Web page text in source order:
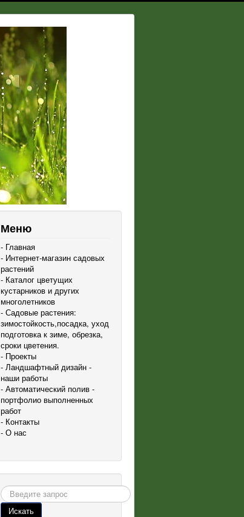
Меню
- Главная
- Интернет-магазин садовых
растений
- Каталог цветущих
кустарников и других
многолетников
- Садовые растения:
зимостойкость,посадка, уход
подготовка к зиме, обрезка,
сроки цветения.
- Проекты
- Ландшафтный дизайн -
наши работы
- Автоматический полив -
портфолио выполненных
работ
- Контакты
- О нас
Поиск
Искать